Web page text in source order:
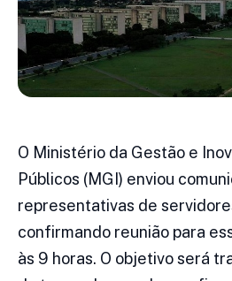
O Ministério da Gestão e
Públicos (MGI) enviou
representativas de
confirmando reunião para
às 9 horas. O objetivo será